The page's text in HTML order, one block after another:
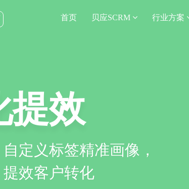
首页 贝应SCRM 行业方案
提效
定义标签精准画像，
效客户转化